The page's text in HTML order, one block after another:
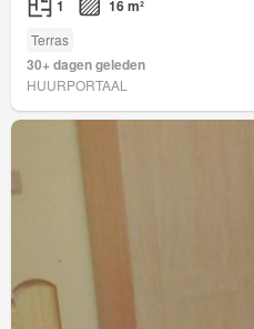
1 16 m²
Terras
30+ dagen geleden
HUURPORTAAL